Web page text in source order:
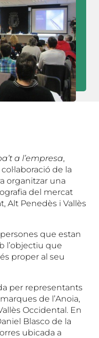
a l’empresa,
de la
organitzar una
del mercat
Alt Penedès i Vallès
que estan
l’objectiu que
proper al seu
per representants
de l’Anoia,
Occidental. En
Blasco de la
ubicada a